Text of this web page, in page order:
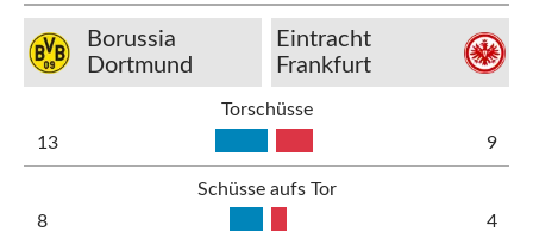
Borussia
Dortmund
Eintracht
Frankfurt
Torschüsse
13
9
Schüsse aufs Tor
8
4